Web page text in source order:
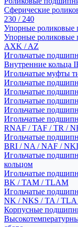
Сферические
230 / 240
Упорные роликовые
Упорные роликовые
AXK / AZ
Игольчатые
Внутренние кольца
Игольчатые муфты
Игольчатые
Игольчатые
Игольчатые
Игольчатые
Игольчатые
RNAF / TAF / TR /
Игольчатые
BRI / NA / NAF /
Игольчатые
кольцом
Игольчатые
BK / TAM / TLAM
Игольчатые
NK / NKS / TA /
Корпусные